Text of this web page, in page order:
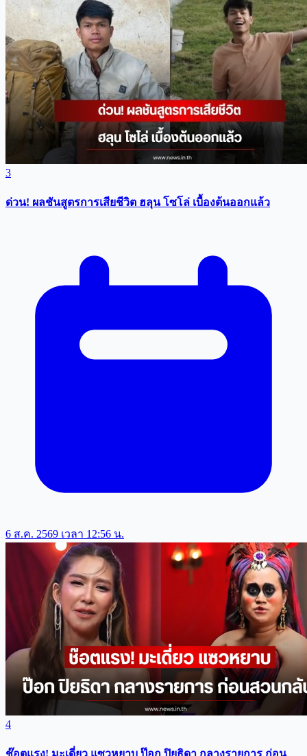
3
ด่วน! ผลชันสูตรการเสียชีวิต ฮลุน โซโล่ เบื้องต้นออกแล้ว
6 ส.ค. 2569 เวลา 12:56 น.
4
ช๊อตแรง! มะเดี่ยว แซวหยาบ ป๊อก ปิยธิดา กลางรายการ ก่อน